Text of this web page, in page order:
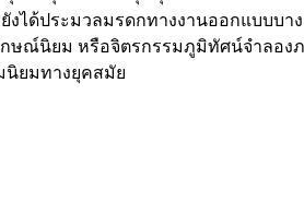
ได้ประมวลมรดกทางงานออกแบบบ
ษณ์นิยม หรือจิตรกรรมภูมิทัศน์จำลอ
นิยมทางยุคสมัย